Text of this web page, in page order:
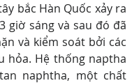
bắc Hàn Quốc xảy ra
giờ sáng và sau đó đã
và kiểm soát bởi các
hỏa. Hệ thống naptha
naphtha, một chất